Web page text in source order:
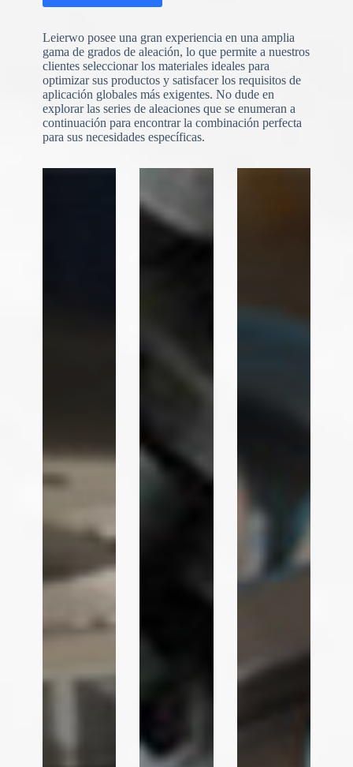
N
o
u
Leierwo posee una gran experiencia en una amplia
gama de grados de aleación, lo que permite a nuestros
clientes seleccionar los materiales ideales para
optimizar sus productos y satisfacer los requisitos de
aplicación globales más exigentes. No dude en
explorar las series de aleaciones que se enumeran a
continuación para encontrar la combinación perfecta
para sus necesidades específicas.